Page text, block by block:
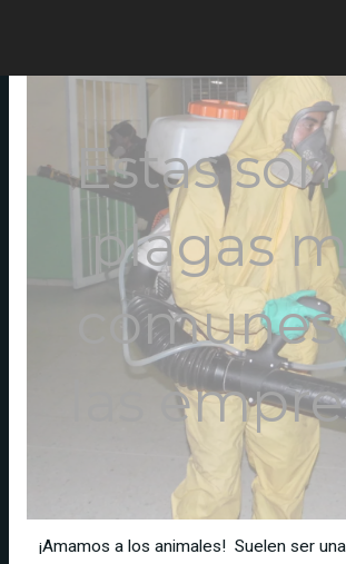
Estas son
plagas
las
¡Amamos a los animales! Suelen ser